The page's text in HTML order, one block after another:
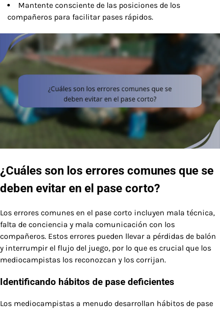
Mantente consciente de las posiciones de los
compañeros para facilitar pases rápidos.
¿Cuáles son los errores comunes que se
deben evitar en el pase corto?
Los errores comunes en el pase corto incluyen mala técnica,
falta de conciencia y mala comunicación con los
compañeros. Estos errores pueden llevar a pérdidas de balón
y interrumpir el flujo del juego, por lo que es crucial que los
mediocampistas los reconozcan y los corrijan.
Identificando hábitos de pase deficientes
Los mediocampistas a menudo desarrollan hábitos de pase